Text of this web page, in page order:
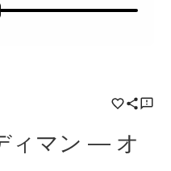
ィマン ― オ